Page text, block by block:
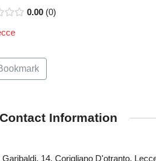
0.00 0
Contact Information
Garibaldi, 14, Corigliano D'otranto,